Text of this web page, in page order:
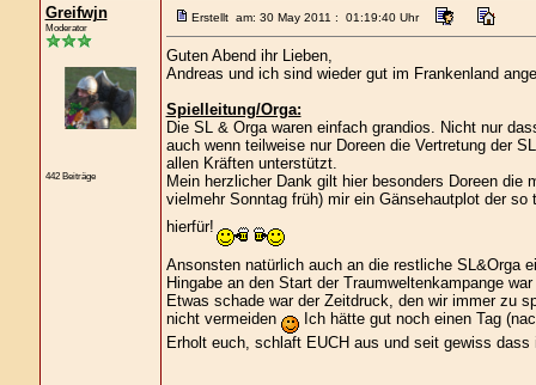
Greifwjn
Moderator
442 Beiträge
Erstellt am: 30 May 2011 : 01:19:40 Uhr
Guten Abend ihr Lieben,
Andreas und ich sind wieder gut im Frankenland
Spielleitung/Orga:
Die SL & Orga waren einfach grandios. Nicht nur
auch wenn teilweise nur Doreen die Vertretung der
allen Kräften unterstützt.
Mein herzlicher Dank gilt hier besonders Doreen
vielmehr Sonntag früh) mir ein Gänsehautplot der
hierfür!
Ansonsten natürlich auch an die restliche SL&Orga
Hingabe an den Start der Traumweltenkampange war
Etwas schade war der Zeitdruck, den wir immer zu
nicht vermeiden
Ich hätte gut noch einen Tag
Erholt euch, schlaft EUCH aus und seit gewiss